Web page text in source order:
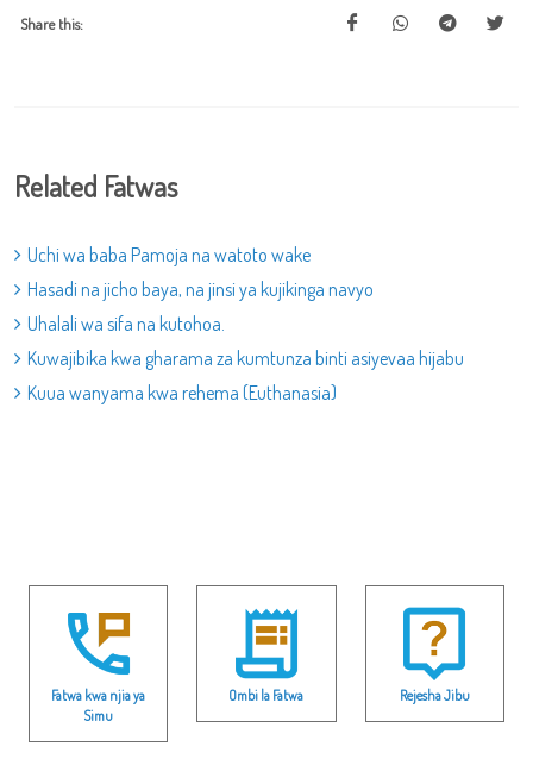
Share this:
Related Fatwas
Uchi wa baba Pamoja na watoto wake
Hasadi na jicho baya, na jinsi ya kujikinga navyo
Uhalali wa sifa na kutohoa.
Kuwajibika kwa gharama za kumtunza binti asiyevaa hijabu
Kuua wanyama kwa rehema (Euthanasia)
Fatwa kwa njia ya
Simu
Ombi la Fatwa Rejesha Jibu